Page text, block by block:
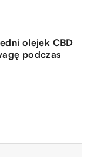
olejek CBD
podczas